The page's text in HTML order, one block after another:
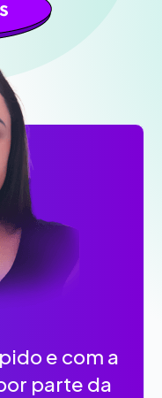
e com a
parte da